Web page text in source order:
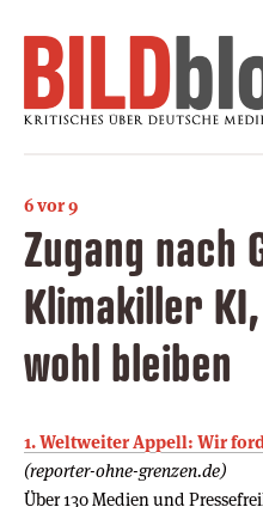
6 vor 9
Zugang nach
Klimakiller
wohl bleiben
1. Weltweiter Appell: Wir
(reporter-ohne-grenzen.de)
Über 130 Medien und